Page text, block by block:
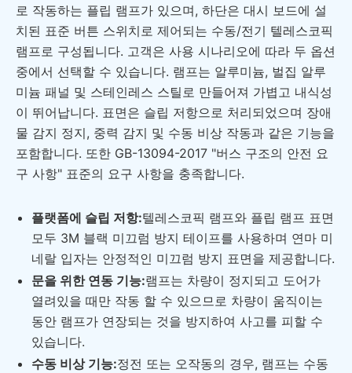
로 작동하는 플립 램프가 있으며, 하단은 대시 보드에 설
치된 표준 버튼 스위치로 제어되는 수동/전기 텔레스코픽
램프로 구성됩니다. 고객은 사용 시나리오에 따라 두 옵션
중에서 선택할 수 있습니다. 램프는 알루미늄, 벌집 알루
미늄 패널 및 스테인레스 스틸로 만들어져 가볍고 내식성
이 뛰어납니다. 표면은 슬립 저항으로 처리되었으며 장애
물 감지 정지, 중력 감지 및 수동 비상 작동과 같은 기능을
포함합니다. 또한 GB-13094-2017 "버스 구조의 안전 요
구 사항" 표준의 요구 사항을 충족합니다.
플랫폼에 슬립 저항:텔레스코픽 램프와 플립 램프 표면
모두 3M 블랙 미끄럼 방지 테이프를 사용하며 연마 미
네랄 입자는 안정적인 미끄럼 방지 표면을 제공합니다.
문을 위한 연동 기능:램프는 차량이 정지되고 도어가
열려있을 때만 작동 할 수 있으므로 차량이 움직이는
동안 램프가 연장되는 것을 방지하여 사고를 피할 수
있습니다.
수동 비상 기능:정전 또는 오작동의 경우, 램프는 수동